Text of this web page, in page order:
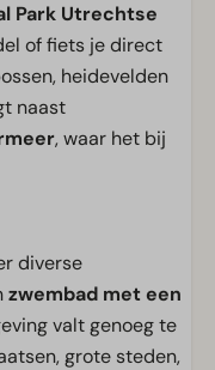
Park Utrechtse
of fiets je direct
heidevelden
naast
, waar het bij
diverse
zwembad met een
valt genoeg te
grote steden,